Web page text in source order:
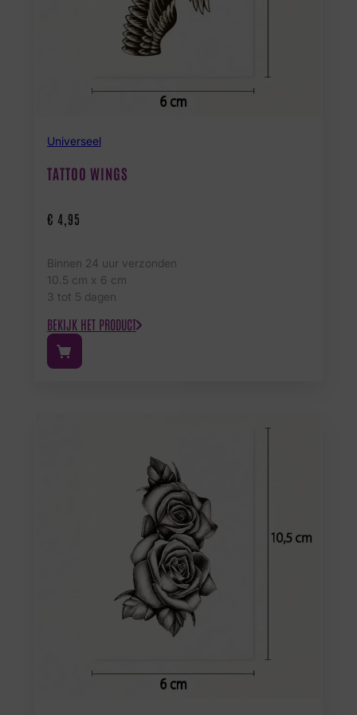
Universeel
TATTOO WINGS
€ 4,95
Binnen 24 uur verzonden
10.5 cm x 6 cm
3 tot 5 dagen
BEKIJK HET PRODUCT